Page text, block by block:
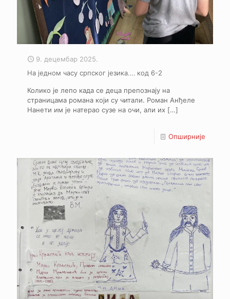
9. децембар 2025.
На једном часу српског језика…. код 6-2
Колико је лепо када се деца препознају на
страницама романа који су читали. Роман Анђеле
Нанети им је натерао сузе на очи, али их […]
Опширније